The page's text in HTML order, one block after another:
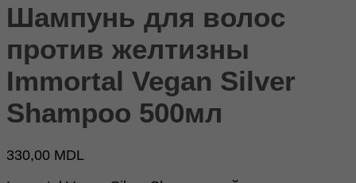
Шампунь для волос
против желтизны
Immortal Vegan Silver
Shampoo 500мл
330,00 MDL